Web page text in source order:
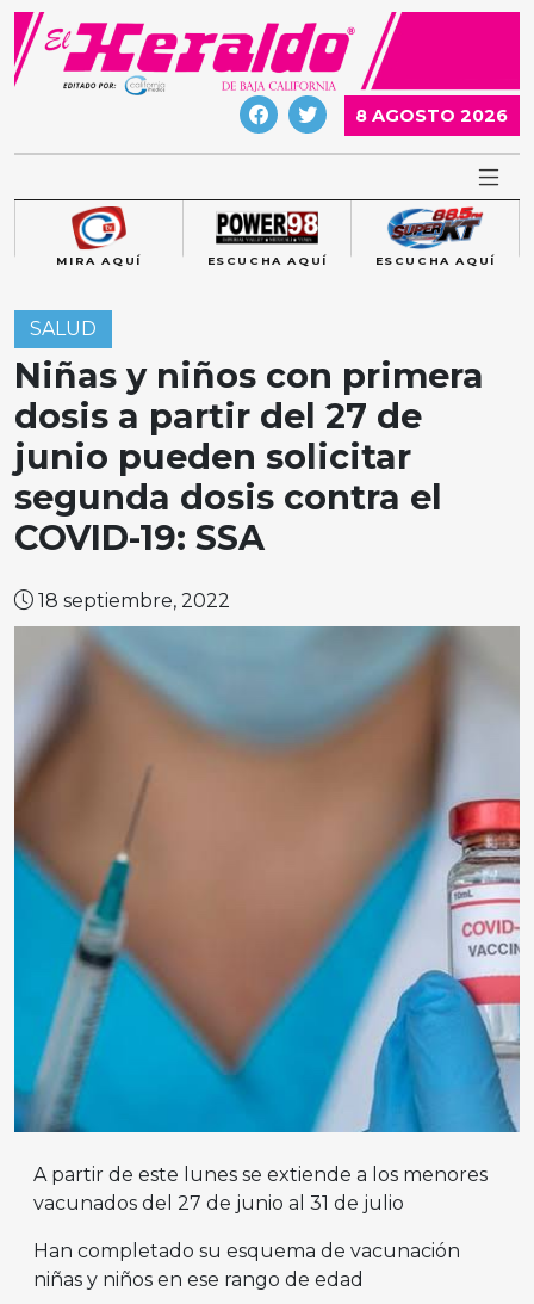
Skip
content
8 AGOSTO 2026
MIRA AQUÍ ESCUCHA AQUÍ ESCUCHA AQUÍ
SALUD
Niñas y niños con primera
dosis a partir del 27 de
junio pueden solicitar
segunda dosis contra el
COVID-19: SSA
18 septiembre, 2022
A partir de este lunes se extiende a los menores
vacunados del 27 de junio al 31 de julio
Han completado su esquema de vacunación
niñas y niños en ese rango de edad